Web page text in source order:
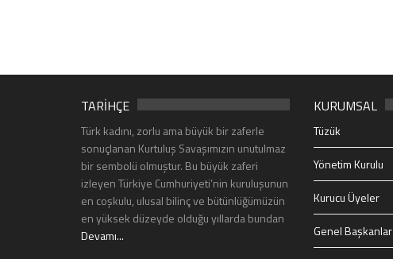
TARİHÇE
Türk kadını, zorlu ama büyük bir zaferle
sonuçlanan Kurtuluş Savaşımızın unutulmaz
bir sembolü olmuştur. Bu büyük zaferi
izleyen Türkiye Cumhuriyeti’nin kuruluşunun
en coşkulu, ulusal bilinç ve bütünlüğümüzün
en yüksek düzeyde olduğu yıllarda bundan
Devamı...
KURUMSAL
Tüzük
Yönetim Kurulu
Kurucu Üyeler
Genel Başkanlar